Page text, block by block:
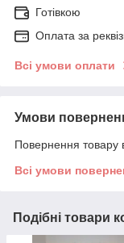
Готівкою
Оплата за
Всі умови оплати
Умови
Повернення товару
Всі умови
Подібні товари